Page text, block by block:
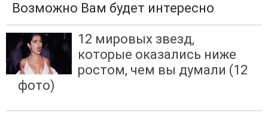
Возможно Вам будет интересно
12 мировых звезд,
которые оказались ниже
ростом, чем вы думали (12
фото)